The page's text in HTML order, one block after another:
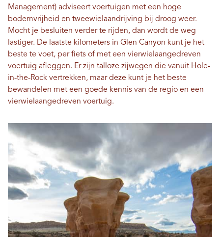
Management) adviseert voertuigen met een hoge
bodemvrijheid en tweewielaandrijving bij droog weer.
Mocht je besluiten verder te rijden, dan wordt de weg
lastiger. De laatste kilometers in Glen Canyon kunt je het
beste te voet, per fiets of met een vierwielaangedreven
voertuig afleggen. Er zijn talloze zijwegen die vanuit Hole-
in-the-Rock vertrekken, maar deze kunt je het beste
bewandelen met een goede kennis van de regio en een
vierwielaangedreven voertuig.